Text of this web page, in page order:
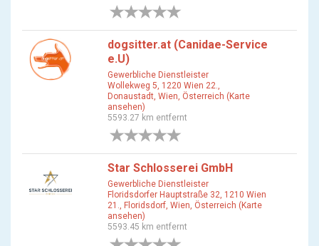
dogsitter.at (Canidae-Service
e.U)
Gewerbliche Dienstleister
Wollekweg 5, 1220 Wien 22.,
Donaustadt, Wien, Österreich (Karte
ansehen)
5593.27 km entfernt
Star Schlosserei GmbH
Gewerbliche Dienstleister
Floridsdorfer Hauptstraße 32, 1210 Wien
21., Floridsdorf, Wien, Österreich (Karte
ansehen)
5593.45 km entfernt